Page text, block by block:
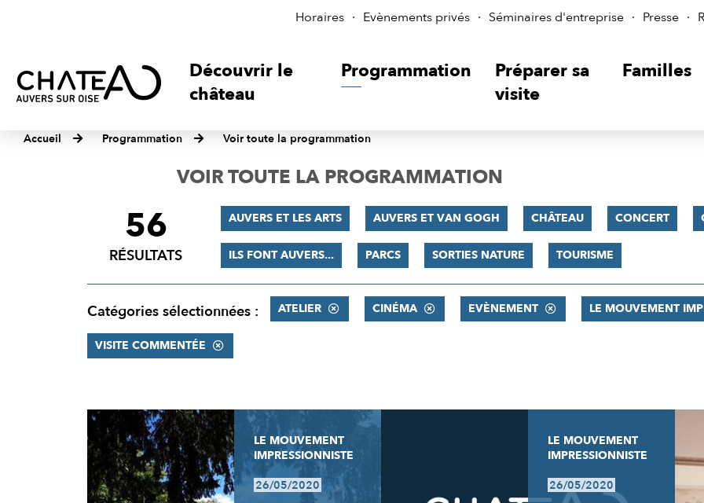
Horaires Evènements privés Séminaires d'entreprise Presse
Découvrir le
château
Programmation
Préparer sa
visite
Familles
Accueil Programmation Voir toute la programmation
VOIR TOUTE LA PROGRAMMATION
FILTRER
RÉSULTATS
56
RÉSULTATS
AUVERS ET LES ARTS AUVERS ET VAN GOGH CHÂTEAU CONCERT
ILS FONT AUVERS... PARCS SORTIES NATURE TOURISME
Catégories sélectionnées : ATELIER CINÉMA EVÈNEMENT LE MOUVEMENT
VISITE COMMENTÉE
RÉSULTATS
LE MOUVEMENT
IMPRESSIONNISTE
26/05/2020
LE MOUVEMENT
IMPRESSIONNISTE
26/05/2020